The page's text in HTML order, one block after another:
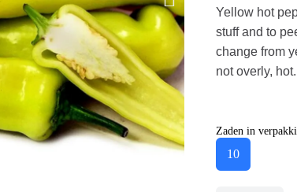
Yellow hot
stuff and to
change from
not overly, hot.
Zaden in
10